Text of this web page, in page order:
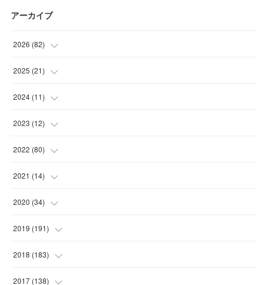
アーカイブ
2026 (82)
(13 )
(30 )
(23
(10
2025 (21)
(2
(9
(7
(3
2024 (11)
(1
(5
(5
2023 (12)
(5
(7
2022 (80)
(17 )
(8
(7)
(14
2021 (14)
(1
(6)
(2)
(5)
2020 (34)
(1)
(3)
(4)
2019 (191)
(4)
(9)
2018 (183)
(11
2017 (138)